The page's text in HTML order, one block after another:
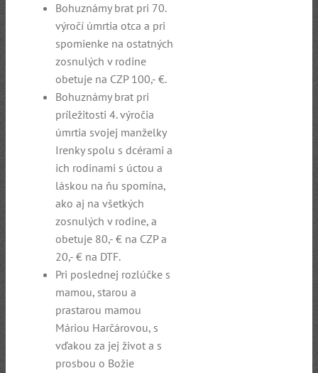
Bohuznámy brat pri 70.
výročí úmrtia otca a pri
spomienke na ostatných
zosnulých v rodine
obetuje na CZP 100,- €.
Bohuznámy brat pri
príležitosti 4. výročia
úmrtia svojej manželky
Irenky spolu s dcérami a
ich rodinami s úctou a
láskou na ňu spomína,
ako aj na všetkých
zosnulých v rodine, a
obetuje 80,- € na CZP a
20,- € na DTF.
Pri poslednej rozlúčke s
mamou, starou a
prastarou mamou
Máriou Harčárovou, s
vďakou za jej život a s
prosbou o Božie